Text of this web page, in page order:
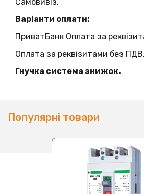
Варіанти оплати:
ПриватБанк Оплата за
Оплата за реквізитами без ПДВ.
Гнучка система знижок.
Популярні товари